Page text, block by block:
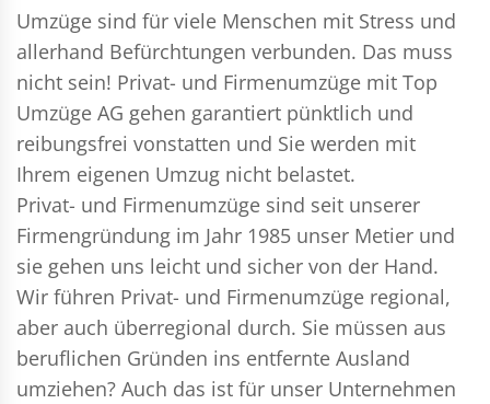
Umzüge sind für viele Menschen mit Stress und
allerhand Befürchtungen verbunden. Das muss
nicht sein! Privat- und Firmenumzüge mit Top
Umzüge AG gehen garantiert pünktlich und
reibungsfrei vonstatten und Sie werden mit
Ihrem eigenen Umzug nicht belastet.
Privat- und Firmenumzüge sind seit unserer
Firmengründung im Jahr 1985 unser Metier und
sie gehen uns leicht und sicher von der Hand.
Wir führen Privat- und Firmenumzüge regional,
aber auch überregional durch. Sie müssen aus
beruflichen Gründen ins entfernte Ausland
umziehen? Auch das ist für unser Unternehmen